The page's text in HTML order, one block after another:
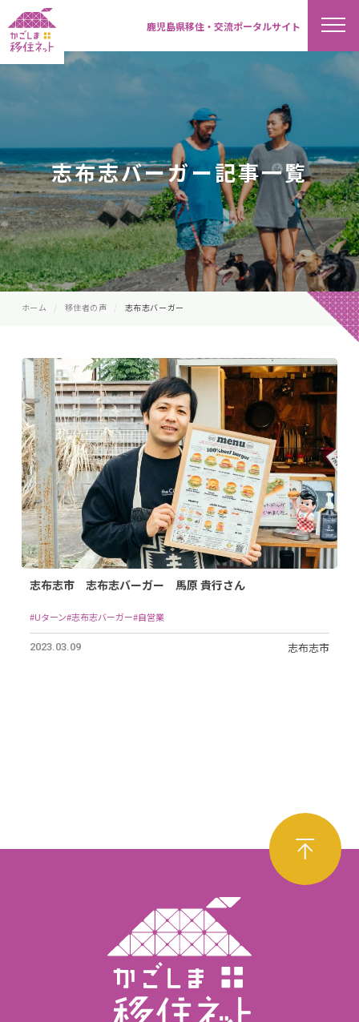
鹿児島県移住・交流ポータルサイト
志布志バーガー記事一覧
ホーム 移住者の声 志布志バーガー
志布志市 志布志バーガー 馬原 貴行さん
#Uターン#志布志バーガー#自営業
2023.03.09 志布志市